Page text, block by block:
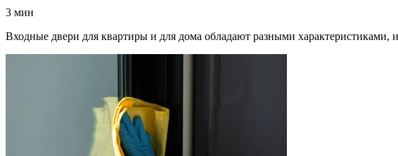
3 мин
Входные двери для квартиры и для дома обладают разными характеристиками,